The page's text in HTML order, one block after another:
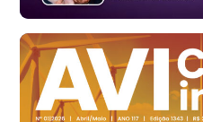
Ovo Branco - Regional
Santa Maria do Jetibá (ES)
R$ 139,43
cx
Ovo Branco - Regional